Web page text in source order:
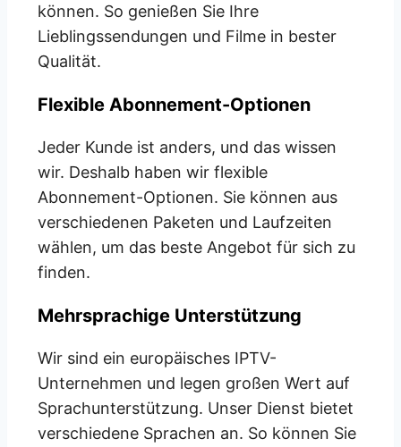
können. So genießen Sie Ihre
Lieblingssendungen und Filme in bester
Qualität.
Flexible Abonnement-Optionen
Jeder Kunde ist anders, und das wissen
wir. Deshalb haben wir flexible
Abonnement-Optionen. Sie können aus
verschiedenen Paketen und Laufzeiten
wählen, um das beste Angebot für sich zu
finden.
Mehrsprachige Unterstützung
Wir sind ein europäisches IPTV-
Unternehmen und legen großen Wert auf
Sprachunterstützung. Unser Dienst bietet
verschiedene Sprachen an. So können Sie